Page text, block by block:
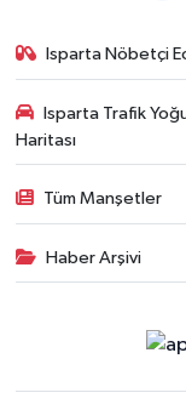
Isparta Nöbetçi
Isparta Trafik
Haritası
Tüm Manşetler
Haber Arşivi